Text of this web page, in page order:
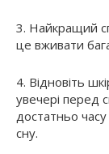
3. Найкращий
це вживати
4. Відновіть
увечері перед
достатньо
сну.